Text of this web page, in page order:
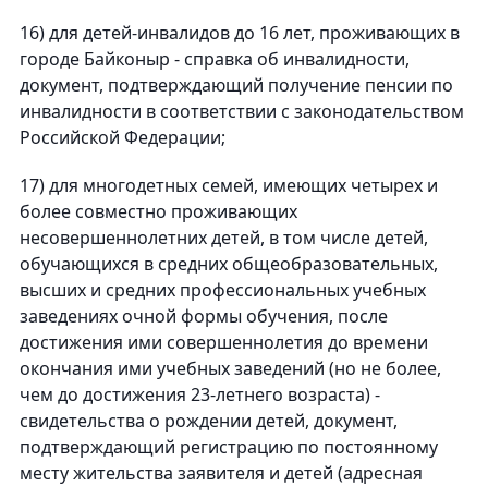
16) для детей-инвалидов до 16 лет, проживающих в
городе Байконыр - справка об инвалидности,
документ, подтверждающий получение пенсии по
инвалидности в соответствии с законодательством
Российской Федерации;
17) для многодетных семей, имеющих четырех и
более совместно проживающих
несовершеннолетних детей, в том числе детей,
обучающихся в средних общеобразовательных,
высших и средних профессиональных учебных
заведениях очной формы обучения, после
достижения ими совершеннолетия до времени
окончания ими учебных заведений (но не более,
чем до достижения 23-летнего возраста) -
свидетельства о рождении детей, документ,
подтверждающий регистрацию по постоянному
месту жительства заявителя и детей (адресная